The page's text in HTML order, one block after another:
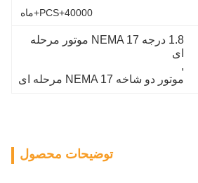
40000+PCS+ماه
1.8 درجه NEMA 17 موتور مرحله
ای
,
موتور دو شاخه NEMA 17 مرحله ای
توضیحات محصول